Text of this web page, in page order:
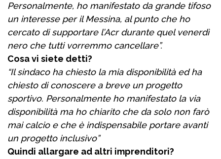
Personalmente, ho manifestato da grande tifoso
un interesse per il Messina, al punto che ho
cercato di supportare l’Acr durante quel venerdì
nero che tutti vorremmo cancellare”.
Cosa vi siete detti?
“Il sindaco ha chiesto la mia disponibilità ed ha
chiesto di conoscere a breve un progetto
sportivo. Personalmente ho manifestato la via
disponibilità ma ho chiarito che da solo non farò
mai calcio e che è indispensabile portare avanti
un progetto inclusivo”
Quindi allargare ad altri imprenditori?